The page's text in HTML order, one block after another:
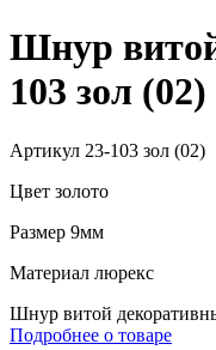
Шнур
103 зол (02)
Артикул 23-103 зол (02)
Цвет золото
Размер 9мм
Материал люрекс
Шнур витой
Подробнее о товаре